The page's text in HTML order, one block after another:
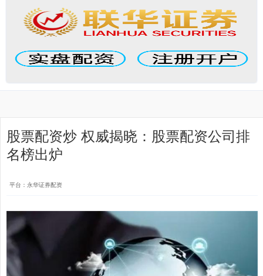
股票配资炒 权威揭晓：股票配资公司排
名榜出炉
平台：永华证券配资